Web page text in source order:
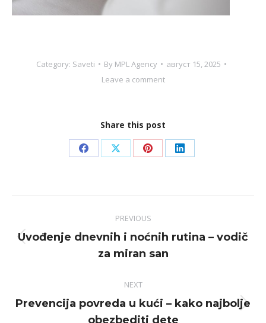
Category: Saveti By MPL Agency
август 15, 2025
Leave a comment
Share this post
Share Share Share Share
navigation
PREVIOUS
Previous
post:
Uvođenje dnevnih i noćnih rutina – vodič
za miran san
NEXT
Next
Prevencija povreda u kući – kako najbolje
obezbediti dete